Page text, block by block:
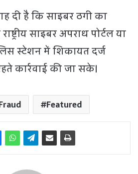
दी है कि साइबर ठगी का
साइबर अपराध पोर्टल या
स्टेशन में शिकायत दर्ज
कार्रवाई की जा सके।
Featured